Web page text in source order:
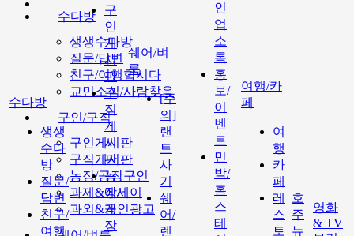
수다방
생생수다방
질문/답변
친구/여행합시다
교민소식/사람찾음
구인/구직
구인게시판
구직게시판
농장/공장구인
과제&에세이
과외&개인광고
수다방
생생
수다
방
질문/
답변
친구/
여행
구
인
게
시
판
구
직
게
시
판
농
장/
공
장
쉐어/벼
룩
[주
의]
랜
트
사
기
쉐
어/
렌
인
업
소
록
홍
보/
이
벤
트
민
박/
홈
스
테
여행/카
페
여
행
카
페
레
스
토
호
주
뉴
영화
& TV